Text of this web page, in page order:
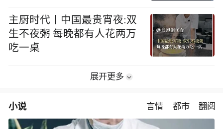
主厨时代丨中国最贵宵夜:双
生不夜粥 每晚都有人花两万
吃一桌
展开更多
小说 言情 都市 翻阅